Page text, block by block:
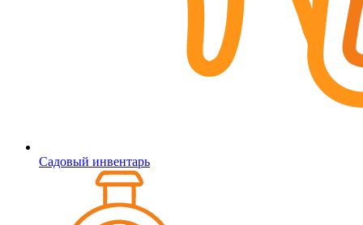
Садовый инвентарь